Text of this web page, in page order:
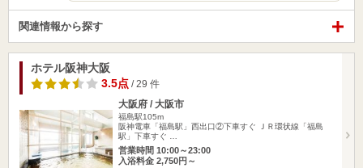
関連情報から探す
ホテル阪神大阪
3.5点 / 29 件
大阪府 / 大阪市
福島駅105m
阪神電車「福島駅」西出口②下車すぐ ＪＲ環状線「福島
駅」下車すぐ …
営業時間 10:00～23:00
入浴料金 2,750円～